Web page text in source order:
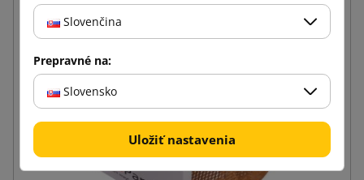
Slovenčina
Prepravné na:
Slovensko
Uložiť nastavenia